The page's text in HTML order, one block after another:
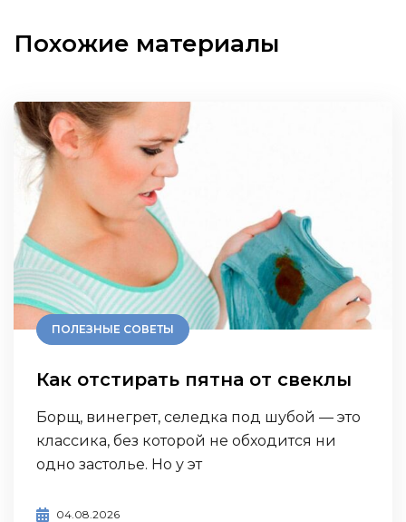
Похожие материалы
ПОЛЕЗНЫЕ СОВЕТЫ
Как отстирать пятна от свеклы
Борщ, винегрет, селедка под шубой — это
классика, без которой не обходится ни
одно застолье. Но у эт
04.08.2026